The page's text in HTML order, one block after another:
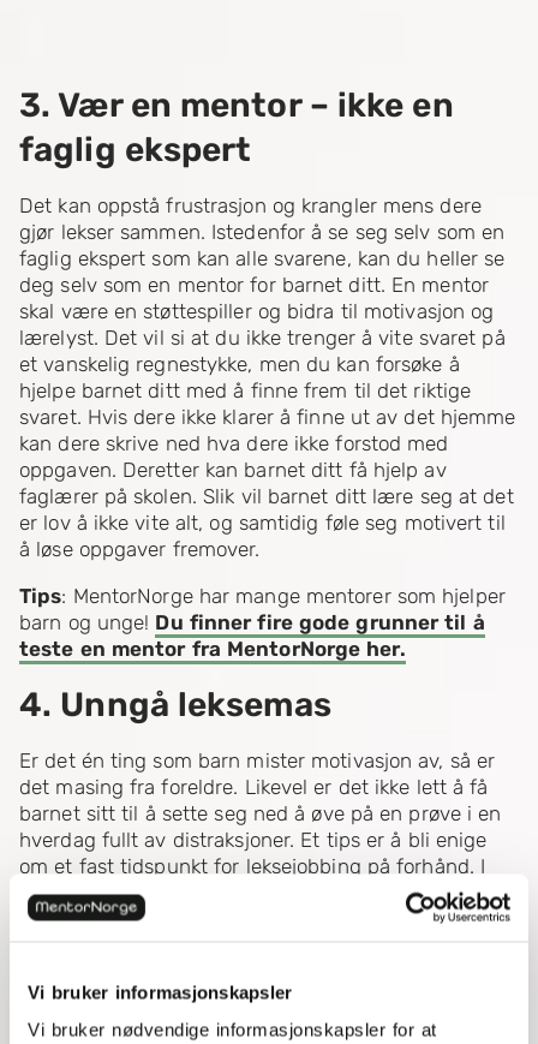
Vi bruker informasjonskapsler
Vi bruker nødvendige informasjonskapsler for at
3. Vær en mentor – ikke en
faglig ekspert
Det kan oppstå frustrasjon og krangler mens dere
gjør lekser sammen. Istedenfor å se seg selv som en
faglig ekspert som kan alle svarene, kan du heller se
deg selv som en mentor for barnet ditt. En mentor
skal være en støttespiller og bidra til motivasjon og
lærelyst. Det vil si at du ikke trenger å vite svaret på
et vanskelig regnestykke, men du kan forsøke å
hjelpe barnet ditt med å finne frem til det riktige
svaret. Hvis dere ikke klarer å finne ut av det hjemme
kan dere skrive ned hva dere ikke forstod med
oppgaven. Deretter kan barnet ditt få hjelp av
faglærer på skolen. Slik vil barnet ditt lære seg at det
er lov å ikke vite alt, og samtidig føle seg motivert til
å løse oppgaver fremover.
Tips: MentorNorge har mange mentorer som hjelper
barn og unge! Du finner fire gode grunner til å
teste en mentor fra MentorNorge her.
4. Unngå leksemas
Er det én ting som barn mister motivasjon av, så er
det masing fra foreldre. Likevel er det ikke lett å få
barnet sitt til å sette seg ned å øve på en prøve i en
hverdag fullt av distraksjoner. Et tips er å bli enige
om et fast tidspunkt for leksejobbing på forhånd. I
starten av økten kan du hjelpe barnet ditt med å
komme i gang. Etter hvert kan du la barnet ditt være
åpen kommunikasjon.